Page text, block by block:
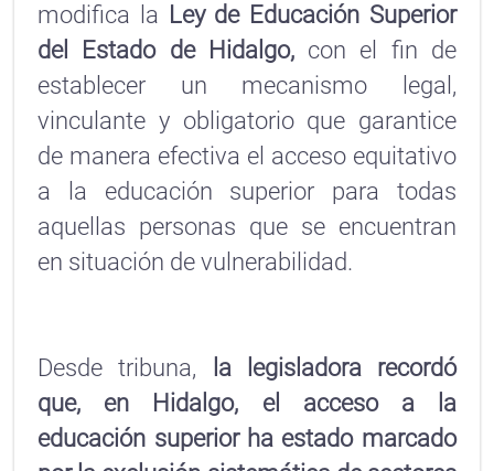
modifica la Ley de Educación Superior
del Estado de Hidalgo,con el fin de
establecer un mecanismo legal,
vinculante y obligatorio que garantice
de manera efectiva el acceso equitativo
a la educación superior para todas
aquellas personas que se encuentran
en situación de vulnerabilidad.
Desde tribuna, la legisladora recordó
que, en Hidalgo, el acceso a la
educación superior ha estado marcado